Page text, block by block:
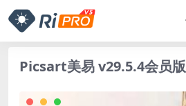
Picsart美易 v29.5.4会员版